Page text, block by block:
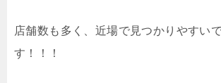
店舗数も多く、近場で見つかりやすい
す！！！